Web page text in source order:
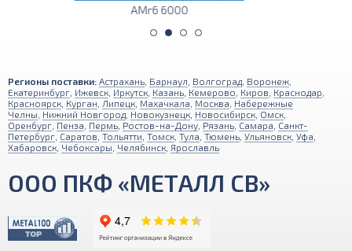
АМг6 1200х3000
Регионы поставки: Астрахань Барнаул Волгоград Воронеж
Екатеринбург Ижевск Иркутск Казань Кемерово Киров Краснодар
Красноярск Курган Липецк Махачкала Москва Набережные
Челны Нижний Новгород Новокузнецк Новосибирск Омск
Оренбург Пенза Пермь Ростов-на-Дону Рязань Самара Санкт-
Петербург Саратов Тольятти Томск Тула Тюмень Ульяновск Уфа
Хабаровск Чебоксары Челябинск Ярославль
ООО ПКФ «МЕТАЛЛ СВ»